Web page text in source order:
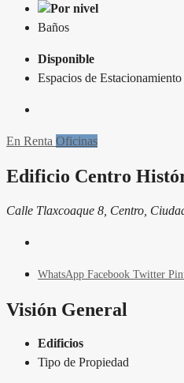
Por nivel
Baños
Disponible
Espacios de Estacionamiento
En Renta Oficinas
Edificio Centro
Calle Tlaxcoaque 8, Centro,
WhatsApp Facebook Twitter
Visión General
Edificios
Tipo de Propiedad